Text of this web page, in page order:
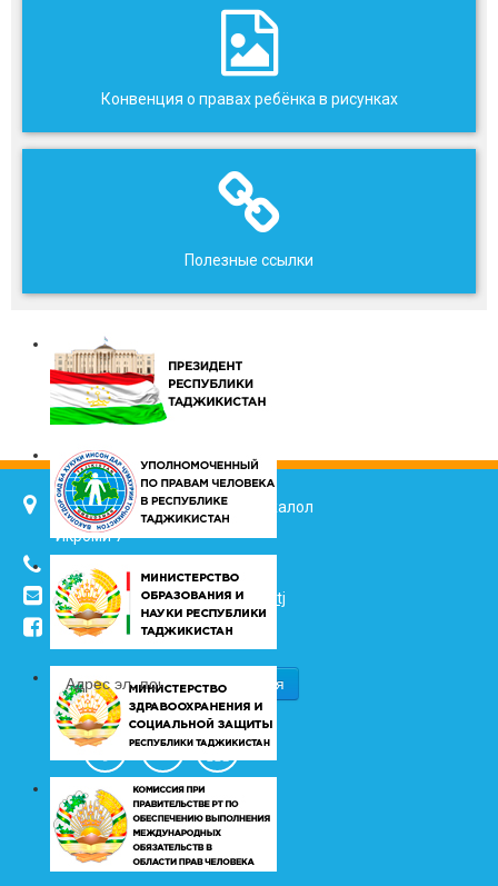
Конвенция о правах ребёнка в рисунках
Полезные ссылки
734025, г. Душанбе, улица Джалол
Икроми 7
(+992 37) 2217352
info@vhk.tj
info@ombudsman.tj
/kudakon